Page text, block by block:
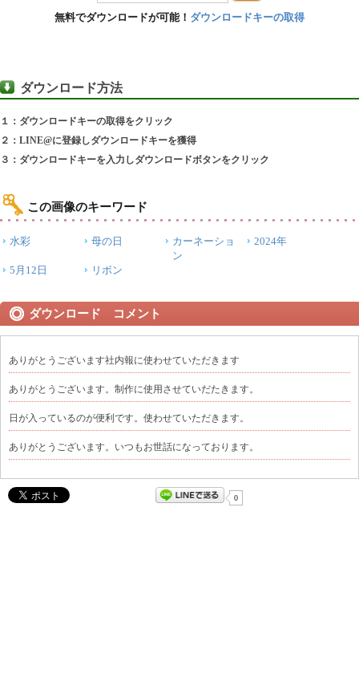
無料でダウンロードが可能！ ダウンロードキーの取得
ダウンロード方法
１：ダウンロードキーの取得をクリック
２：LINE@に登録しダウンロードキーを獲得
３：ダウンロードキーを入力しダウンロードボタンをクリック
この画像のキーワード
水彩 母の日
カーネーショ
ン
2024年
5月12日 リボン
ダウンロード コメント
ありがとうございます社内報に使わせていただきます
ありがとうございます。制作に使用させていだたきます。
日が入っているのが便利です。使わせていただきます。
ありがとうございます。いつもお世話になっております。
0